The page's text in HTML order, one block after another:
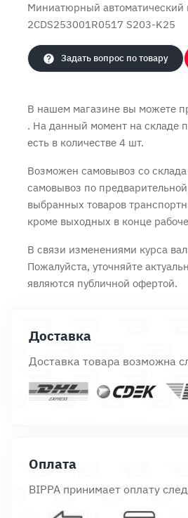
Миниатюрный
2CDS253001R0517 S203-K25
Задать вопрос по товару
В нашем магазине вы можете
. На данный момент на складе
есть в количестве 4 шт.
Возможен самовывоз со
самовывоз по
выбранных товаров
кроме выходных в конце
В связи изменениями курса
Пожалуйста, уточняйте
являются публичной офертой.
Доставка
Доставка товара возможна
Оплата
BIPPA принимает оплату
Оформить заказ